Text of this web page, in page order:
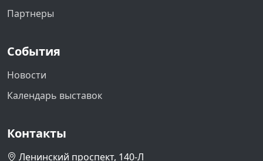
Партнеры
События
Новости
Календарь выставок
Контакты
Ленинский проспект, 140-Л